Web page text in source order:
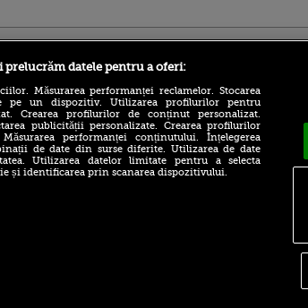
Atmosferă din altă lume la
City pentru 50.000.000€ și a
datele pentru a oferi:
Măsurarea performanței reclamelor. Stocarea
pe un dispozitiv. Utilizarea profilurilor pentru
Crearea profilurilor de conținut personalizat.
publicității personalizate. Crearea profilurilor
performanței conținutului. Înțelegerea
de date din surse diferite. Utilizarea de date
Utilizarea datelor limitate pentru a selecta
și identificarea prin scanarea dispozitivului.